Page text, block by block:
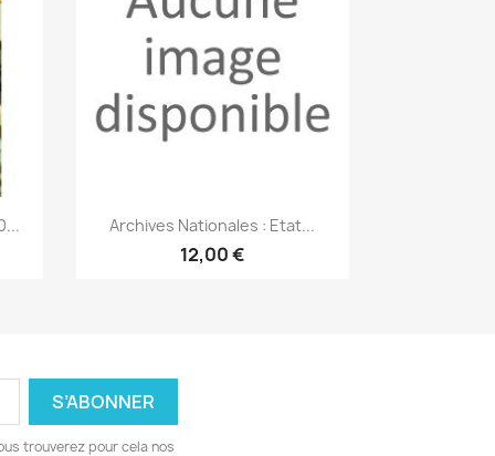
Aperçu rapide
Archives Nationales : Etat...
12,00 €
trouverez pour cela nos